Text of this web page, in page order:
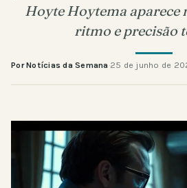
Hoyte Hoytema aparece
ritmo e precisão
Por Notícias da Semana·25 de junho de